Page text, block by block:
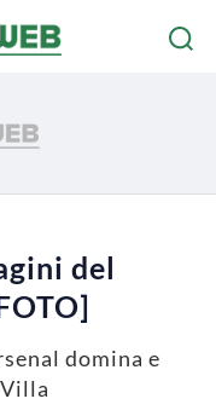
del
domina e